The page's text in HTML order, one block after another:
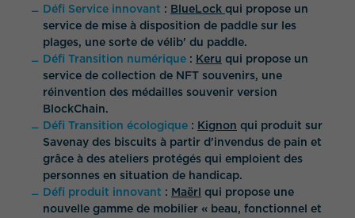
Défi Service innovant : BlueLock qui propose un
service de mise à disposition de paddle sur les
plages, une sorte de vélib' du paddle.
Défi Transition numérique : Keru qui propose un
service de collection de NFT souvenirs, une
réinvention des médailles souvenir version
BlockChain.
Défi Transition écologique : Kignon qui produit sur
Savenay des biscuits à partir d'invendus de pain et
grâce à des ateliers protégés qui emploient des
personnes en situation de handicap.
Défi produit innovant : Maërl qui propose une
nouvelle gamme de mobilier « beau, fonctionnel et